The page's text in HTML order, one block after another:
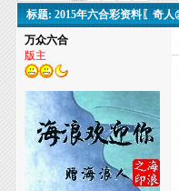
标题: 2015年六合彩资料〖奇人
万众六合
版主